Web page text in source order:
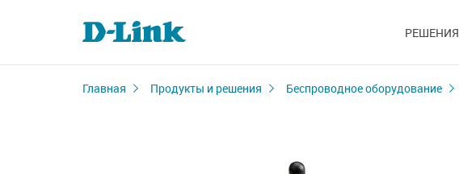
РЕШЕНИЯ
Главная Продукты и решения Беспроводное оборудование